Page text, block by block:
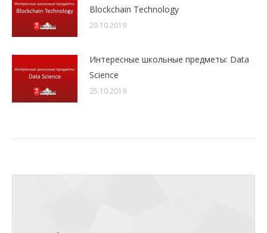
Blockchain Technology
29.10.2019
Интересные школьные предметы: Data
Science
25.10.2019